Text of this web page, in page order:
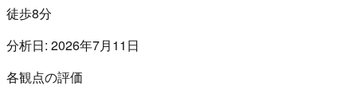
徒歩8分
分析日: 2026年7月11日
各観点の評価